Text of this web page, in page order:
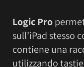
Logic Pro
sull’iPad stesso
contiene una
utilizzando